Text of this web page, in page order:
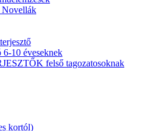
Novellák
6-10 éveseknek
felső tagozatosoknak
kortól)